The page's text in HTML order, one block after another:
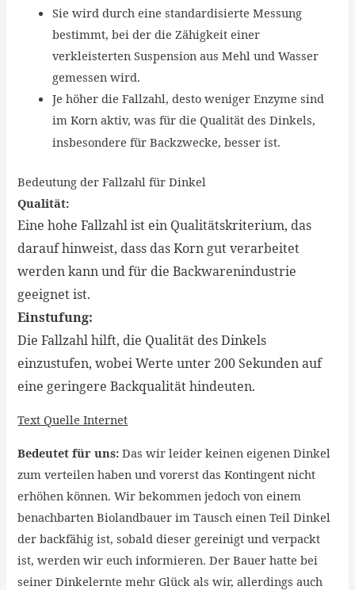
Sie wird durch eine standardisierte Messung
bestimmt, bei der die Zähigkeit einer
verkleisterten Suspension aus Mehl und Wasser
gemessen wird.
Je höher die Fallzahl, desto weniger Enzyme sind
im Korn aktiv, was für die Qualität des Dinkels,
insbesondere für Backzwecke, besser ist.
Bedeutung der Fallzahl für Dinkel
Qualität:
Eine hohe Fallzahl ist ein Qualitätskriterium, das
darauf hinweist, dass das Korn gut verarbeitet
werden kann und für die Backwarenindustrie
geeignet ist.
Einstufung:
Die Fallzahl hilft, die Qualität des Dinkels
einzustufen, wobei Werte unter 200 Sekunden auf
eine geringere Backqualität hindeuten.
Text Quelle Internet
Bedeutet für uns:Das wir leider keinen eigenen Dinkel
zum verteilen haben und vorerst das Kontingent nicht
erhöhen können. Wir bekommen jedoch von einem
benachbarten Biolandbauer im Tausch einen Teil Dinkel
der backfähig ist, sobald dieser gereinigt und verpackt
ist, werden wir euch informieren. Der Bauer hatte bei
seiner Dinkelernte mehr Glück als wir, allerdings auch